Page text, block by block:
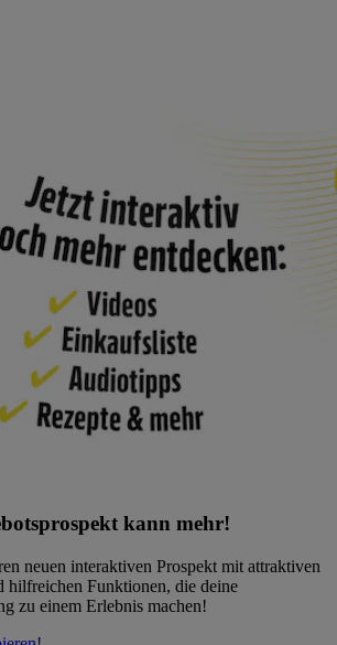
kann mehr!
neuen interaktiven Prospekt mit attraktiven
hilfreichen Funktionen, die deine
zu einem Erlebnis machen!